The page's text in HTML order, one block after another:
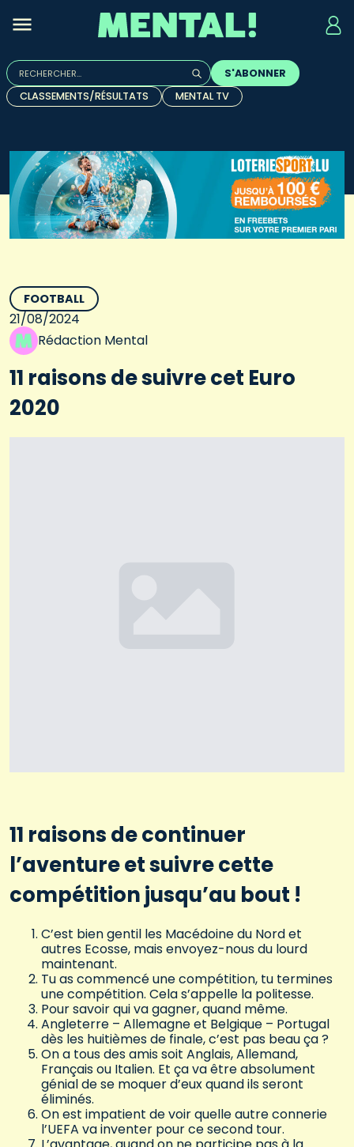
Rechercher :
Quand les résultats de l'auto-complétion sont
S'ABONNER
CLASSEMENTS/RÉSULTATS
MENTAL TV
FOOTBALL
21/08/2024
Rédaction Mental
11 raisons de suivre cet Euro
2020
11 raisons de continuer
l’aventure et suivre cette
compétition jusqu’au bout !
C’est bien gentil les Macédoine du Nord et
autres Ecosse, mais envoyez-nous du lourd
maintenant.
Tu as commencé une compétition, tu termines
une compétition. Cela s’appelle la politesse.
Pour savoir qui va gagner, quand même.
Angleterre – Allemagne et Belgique – Portugal
dès les huitièmes de finale, c’est pas beau ça ?
On a tous des amis soit Anglais, Allemand,
Français ou Italien. Et ça va être absolument
génial de se moquer d’eux quand ils seront
éliminés.
On est impatient de voir quelle autre connerie
l’UEFA va inventer pour ce second tour.